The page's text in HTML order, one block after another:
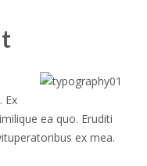
Ex
ea quo. Eruditi
ex mea.